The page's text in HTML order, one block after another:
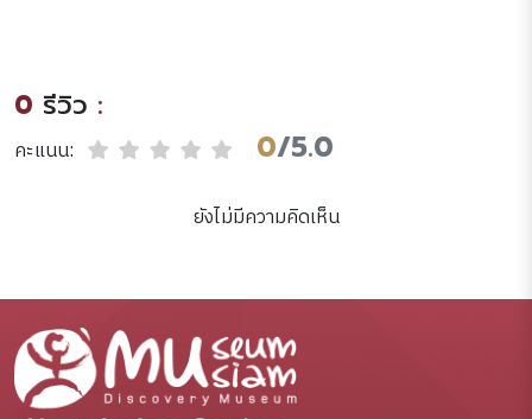
Groslier ; translated by
Michael Smithies.
0 รีวิว :
คะแนน: 0/5.0
ยังไม่มีความคิดเห็น